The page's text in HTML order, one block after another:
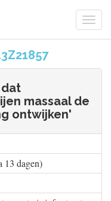
massaal de
ontwijken'
13 dagen)